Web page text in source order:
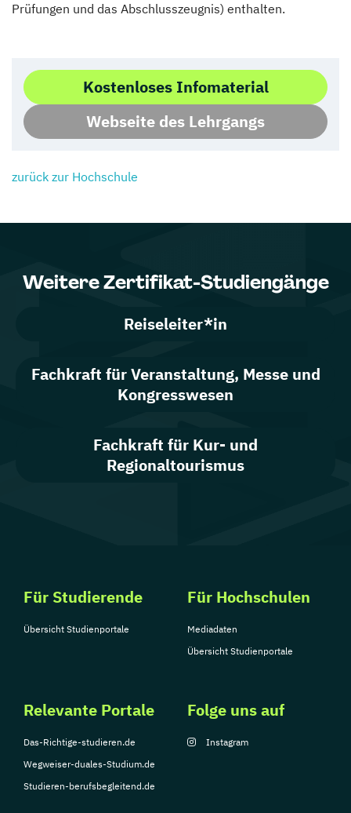
Prüfungen und das Abschlusszeugnis) enthalten.
Kostenloses Infomaterial
Webseite des Lehrgangs
zurück zur Hochschule
Weitere Zertifikat-Studiengänge
Reiseleiter*in
Fachkraft für Veranstaltung, Messe und
Kongresswesen
Fachkraft für Kur- und
Regionaltourismus
Für Studierende
Übersicht Studienportale
Für Hochschulen
Mediadaten
Übersicht Studienportale
Relevante Portale
Das-Richtige-studieren.de
Wegweiser-duales-Studium.de
Studieren-berufsbegleitend.de
Folge uns auf
Instagram